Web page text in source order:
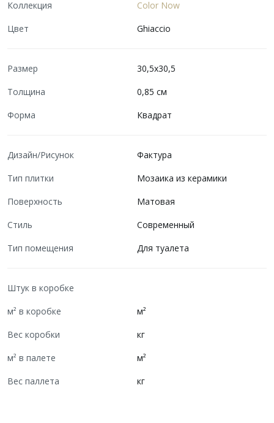
Коллекция
Color Now
Цвет
Ghiaccio
Размер
30,5x30,5
Толщина
0,85 см
Форма
Квадрат
Дизайн/Рисунок
Фактура
Тип плитки
Мозаика из керамики
Поверхность
Матовая
Стиль
Современный
Тип помещения
Для туалета
Штук в коробке
м² в коробке
м²
Вес коробки
кг
м² в палете
м²
Вес паллета
кг